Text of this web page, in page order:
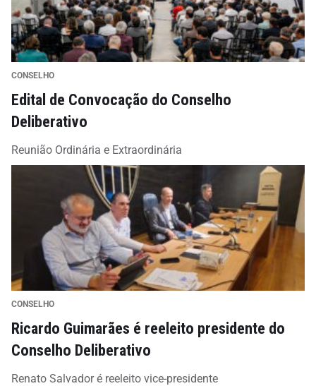
CONSELHO
Edital de Convocação do Conselho
Deliberativo
Reunião Ordinária e Extraordinária
CONSELHO
Ricardo Guimarães é reeleito presidente do
Conselho Deliberativo
Renato Salvador é reeleito vice-presidente